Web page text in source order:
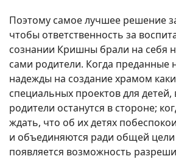
Поэтому самое лучшее решение
чтобы ответственность за
сознании Кришны брали на себя
сами родители. Когда преданные
надежды на создание храмом
специальных проектов для детей,
родители останутся в стороне;
ждать, что об их детях
и объединяются ради общей цели
появляется возможность